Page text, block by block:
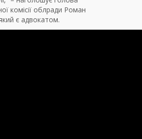
комісії облради Роман
є адвокатом.